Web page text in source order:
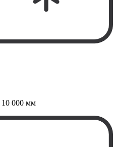
10 000 мм